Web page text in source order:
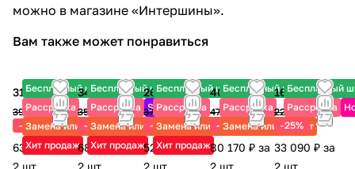
можно в магазине «Интершины».
Вам также может понравиться
Бесплатный шиномонтаж
Рассрочка
Замена или ремонт
Хит продаж
31 970 ₽
39 960 ₽
-20%
63 940 ₽ за
2 шт.
Бесплатный шиномонтаж
Рассрочка Sale
Замена или ремонт
Хит продаж
34 160 ₽
35 215 ₽
-3%
68 320 ₽ за
2 шт.
Бесплатный шиномонтаж
Рассрочка
Замена или ремонт
Хит продаж
26 245 ₽
37 490 ₽
-30%
52 490 ₽ за
2 шт.
Бесплатный шиномонтаж
Рассрочка
Замена или ремонт
40 085 ₽
47 160 ₽
-15%
80 170 ₽ за
2 шт.
Бесплатный
Рассрочка
16 545 ₽
22 060 ₽
-25%
33 090 ₽ за
2 шт.